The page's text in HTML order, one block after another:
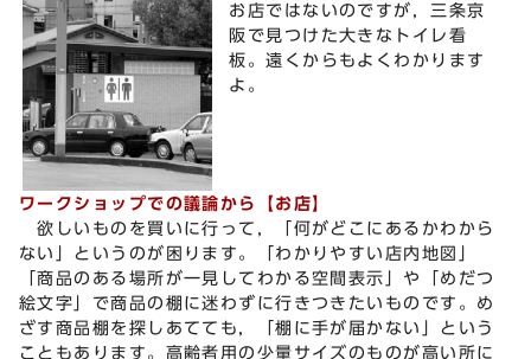
お店ではないのですが，三条京
阪で見つけた大きなトイレ看
板。遠くからもよくわかります
よ。
ワークショップでの議論から【お店】
欲しいものを買いに行って，「何がどこにあるかわから
ない」というのが困ります。「わかりやすい店内地図」
「商品のある場所が一見してわかる空間表示」や「めだつ
絵文字」で商品の棚に迷わずに行きつきたいものです。め
ざす商品棚を探しあてても，「棚に手が届かない」という
こともあります。高齢者用の少量サイズのものが高い所に